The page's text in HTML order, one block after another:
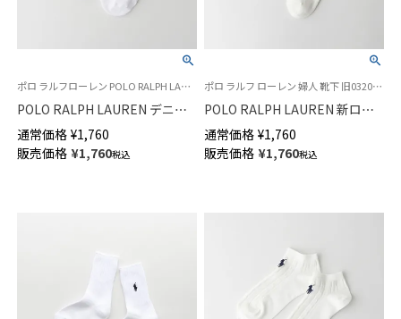
ポロ ラルフローレン POLO RALPH LAUREN ポロベア レディース 靴下 女性 ペッツ
POLO RALPH LAUREN デニム
ミニベア フットカバー ソック
ス オーガニックコットン混 レ
ディース 03207920
通常価格 ¥1,760
販売価格 ¥1,760税込
ポロ ラルフ ローレン 婦人 靴下 旧03207522
POLO RALPH LAUREN 新ロー
ゲージ 刺繍 ワンポイントソッ
クス ショート丈 オーガニック
コットン混 レディース
通常価格 ¥1,760
販売価格 ¥1,760税込